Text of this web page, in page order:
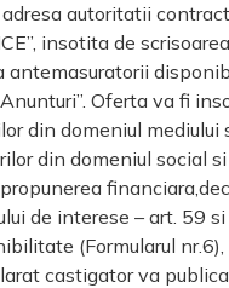
autoritatii
insotita de
antemasuratorii
Oferta va fi
din domeniul mediului
din domeniul social
de interese – art. 59
(Formularul
castigator va